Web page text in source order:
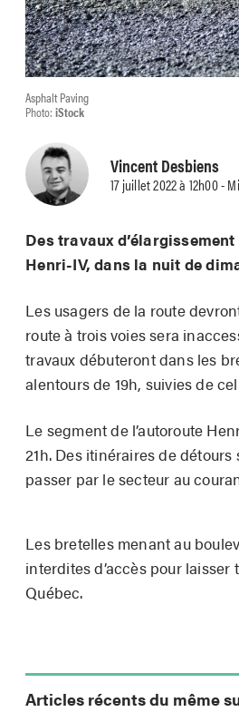
Asphalt Paving
Photo:iStock
Vincent Desbiens
17 juillet 2022 à 12h00 -
Des travaux
Henri-IV, dans la nuit de
Les usagers de la route
route à trois voies sera
travaux débuteront dans les
alentours de 19h, suivies de
Le segment de l’autoroute
21h. Des itinéraires de
passer par le secteur au
Les bretelles menant au
interdites d’accès pour
Québec.
Articles récents du même